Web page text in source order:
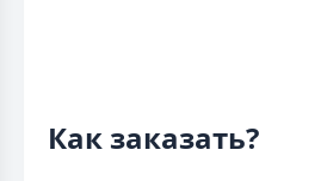
Как заказать?